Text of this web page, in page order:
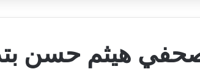
هيثم حسن